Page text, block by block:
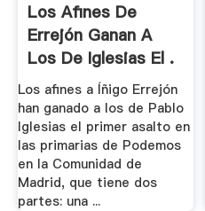
Los Afines De
Errejón Ganan A
Los De Iglesias El .
Los afines a Íñigo Errejón
han ganado a los de Pablo
Iglesias el primer asalto en
las primarias de Podemos
en la Comunidad de
Madrid, que tiene dos
partes: una ...